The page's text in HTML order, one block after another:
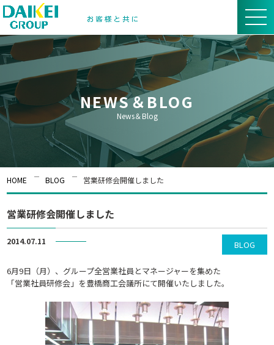
NEWS＆BLOG
News＆Blog
HOME BLOG 営業研修会開催しました
営業研修会開催しました
2014.07.11 BLOG
6月9日（月）、グループ全営業社員とマネージャーを集めた
「営業社員研修会」を豊橋商工会議所にて開催いたしました。